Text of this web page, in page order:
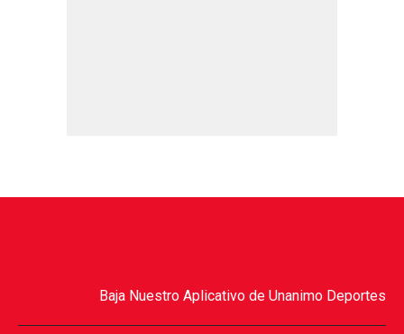
Baja Nuestro Aplicativo de Unanimo Deportes